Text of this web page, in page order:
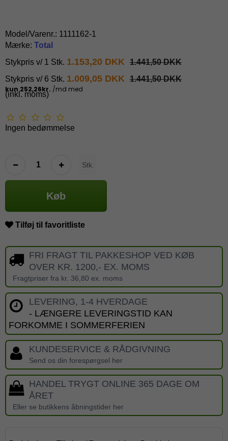
Model/Varenr.: 1111162-1
Mærke: Total
Stykpris v/ 1 Stk. 1.153,20 DKK
1.441,50 DKK
Stykpris v/ 6 Stk. 1.009,05 DKK
1.441,50 DKK
(inkl. moms)
Ingen bedømmelse
Stk.
Køb
Tilføj til favoritliste
FRI FRAGT TIL PAKKESHOP VED KØB
OVER KR. 1200,- EX. MOMS
Fragtpriser fra kr. 36,80 ex. moms
LEVERING, 1-4 HVERDAGE
- LÆNGERE LEVERINGSTID KAN
FORKOMME I SOMMERFERIEN
KUNDESERVICE & RÅDGIVNING
Send os din forespørgsel her
HANDEL TRYGT ONLINE 365 DAGE OM
ÅRET
Eller se butikkens åbningstider her